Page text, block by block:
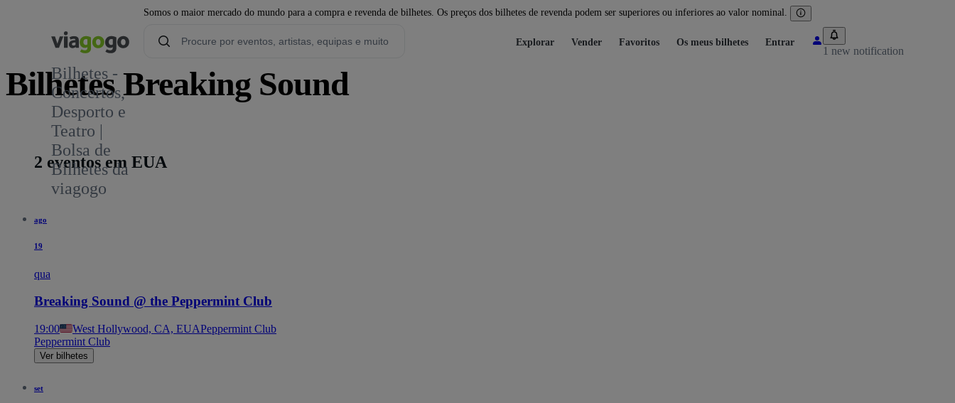
Somos o maior mercado do mundo para a compra e revenda de bilhetes. Os preços dos bilhetes de revenda podem ser superiores ou inferiores ao valor nominal.
Bilhetes -
Concertos,
Desporto e
Teatro |
Bolsa de
Bilhetes da
viagogo
Explorar Vender Favoritos Os meus bilhetes Entrar
1 new notification
Bilhetes Breaking Sound
2 eventos em EUA
ago
19
qua
Breaking Sound @ the Peppermint Club
19:00 West Hollywood, CA, EUAPeppermint Club
Peppermint Club
Ver bilhetes
set